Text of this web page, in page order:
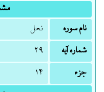
نام سوره
نحل
شماره آیه
۲۹
جزء
۱۴